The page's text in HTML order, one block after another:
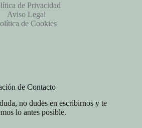
de Privacidad
Aviso Legal
de Cookies
de Contacto
no dudes en escribirnos y te
lo antes posible.